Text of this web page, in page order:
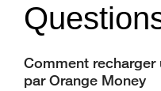
Comment
par Orange Money